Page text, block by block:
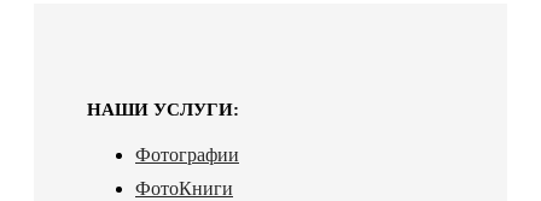
НАШИ УСЛУГИ:
Фотографии
ФотоКниги